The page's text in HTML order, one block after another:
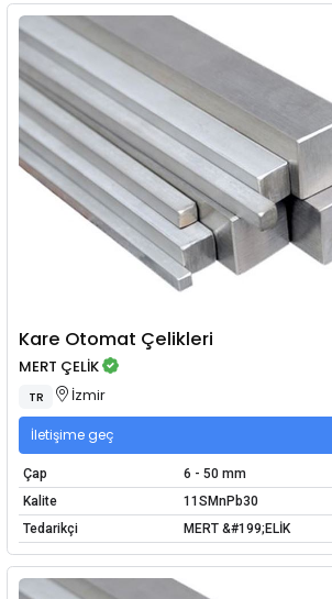
Kare Otomat Çelikleri
MERT ÇELİK
TR İzmir
İletişime geç
Çap
6 - 50 mm
Kalite
11SMnPb30
Tedarikçi
MERT &#199;ELİK